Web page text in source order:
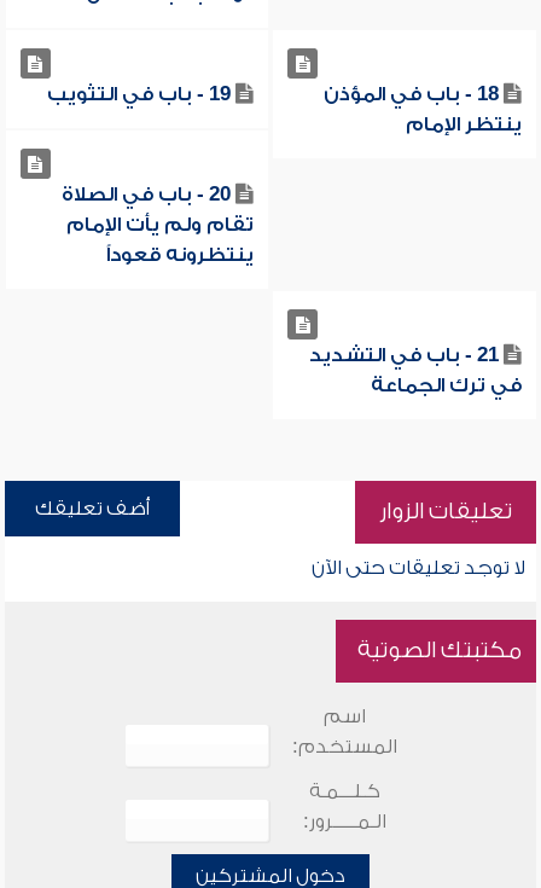
18 - باب في المؤذن
ينتظر الإمام
19 - باب في التثويب
20 - باب في الصلاة
تقام ولم يأت الإمام
ينتظرونه قعوداً
21 - باب في التشديد
في ترك الجماعة
تعليقات الزوار أضف تعليقك
لا توجد تعليقات حتى الآن
مكتبتك الصوتية
اسم
المستخدم:
كـلـــمـة
الـمـــــرور:
دخول المشتركين